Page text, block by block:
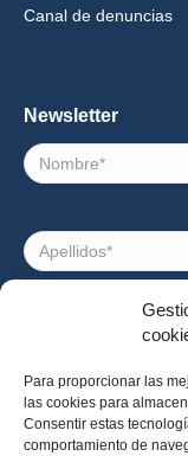
Para proporcionar las
las cookies para
Consentir estas
comportamiento de
Canal de denuncias
Newsletter
Nombre
Apellidos
Acepto recibir
Impact Hub